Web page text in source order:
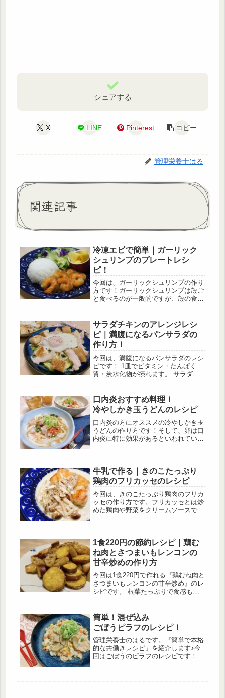
シェアする
X LINE Pinterest コピー
管理栄養士はる
関連記事
冷凍エビで簡単｜ガーリック
シュリンプのプレートレシ
ピ！
今回は、ガーリックシュリンプの作り
方です！ガーリックシュリンプは殻ご
と食べるのが一般的ですが、殻の食感
ので下処理の手間が省けます。
サラダチキンのアレンジレシ
ピ｜満腹になるパンサラダの
作り方！
今回は、満腹になるパンサラダのレシ
ピです！ 1皿でビタミン・たんぱく
質・炭水化物が摂れます。 サラダチ
とりとしていておいしいです。 そし
てプレーン、ハーブ、スモーク、ブラ
ックペッパーなど様々な味があり種類
が豊富です。
口内炎おすすめ料理！
冷やしかき玉うどんのレシピ
口内炎の方にオススメの冷やしかき玉
うどんの作り方です！そして、卵は口
内炎に特に効果があるといわれている
れています。
牛乳で作る｜きのこたっぷり
鶏肉のフリカッセのレシピ
今回は、きのこたっぷり鶏肉のフリカ
ッセの作り方です。フリカッセとは炒
めた鶏肉や野菜をクリームソースで煮
仕上がるようになっています。牛乳は
生クリームよりもリーズナブルで、常
備している家庭も多いので手軽に作る
ことができます。
1食220円の節約レシピ｜鶏む
ね肉とさつまいもレンコンの
甘辛炒めの作り方
今回は1食220円で作れる『鶏むね肉と
さつまいもレンコンの甘辛炒め』のレ
シピです。 根菜たっぷりで食感も楽
的安い鶏むね肉を選ぶこと、これから
旬(10月～1月)を迎えるさつまいもを
使用することです！
簡単！混ぜ込み
ごぼうピラフのレシピ！
管理栄養士のはるです。『簡単で本格
的な共働きレシピ』を紹介します♪今
回はごぼうのピラフのレシピです！炊